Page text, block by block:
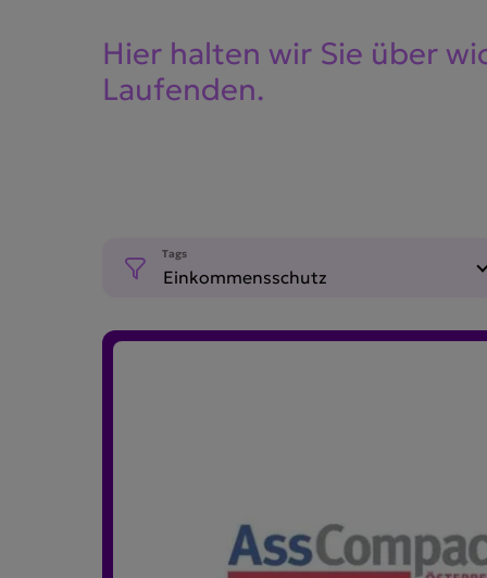
Hier halten wir Sie über
Laufenden.
Tags
Einkommensschutz